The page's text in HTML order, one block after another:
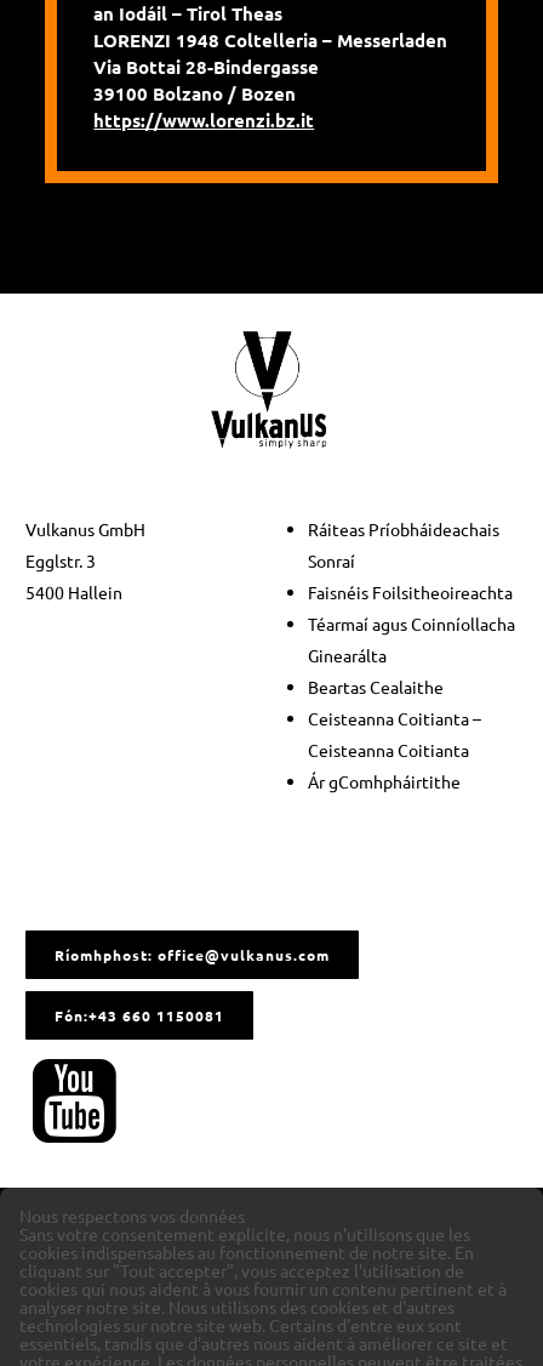
an Iodáil – Tirol Theas
LORENZI 1948 Coltelleria – Messerladen
Via Bottai 28-Bindergasse
39100 Bolzano / Bozen
https://www.lorenzi.bz.it
Vulkanus GmbH
Egglstr. 3
5400 Hallein
Ráiteas Príobháideachais
Sonraí
Faisnéis Foilsitheoireachta
Téarmaí agus Coinníollacha
Ginearálta
Beartas Cealaithe
Ceisteanna Coitianta –
Ceisteanna Coitianta
Ár gComhpháirtithe
Ríomhphost: office@vulkanus.com
Fón:+43 660 1150081
Nous respectons vos données
Sans votre consentement explicite, nous n'utilisons que les
cookies indispensables au fonctionnement de notre site. En
cliquant sur "Tout accepter", vous acceptez l'utilisation de
cookies qui nous aident à vous fournir un contenu pertinent et à
analyser notre site. Nous utilisons des cookies et d'autres
technologies sur notre site web. Certains d'entre eux sont
essentiels, tandis que d'autres nous aident à améliorer ce site et
votre expérience. Les données personnelles peuvent être traitées